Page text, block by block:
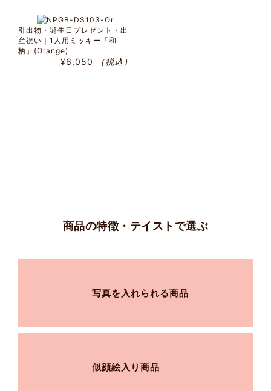
引出物・誕生日プレゼント・出
産祝い｜1人用ミッキー「和
柄」(Orange)
¥6,050 （税込）
商品の特徴・テイストで選ぶ
写真を入れられる商品
似顔絵入り商品